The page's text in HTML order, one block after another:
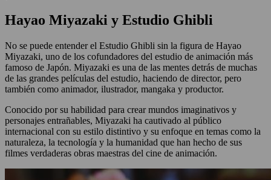
Hayao Miyazaki y Estudio Ghibli
No se puede entender el Estudio Ghibli sin la figura de Hayao
Miyazaki, uno de los cofundadores del estudio de animación más
famoso de Japón. Miyazaki es una de las mentes detrás de muchas
de las grandes películas del estudio, haciendo de director, pero
también como animador, ilustrador, mangaka y productor.
Conocido por su habilidad para crear mundos imaginativos y
personajes entrañables, Miyazaki ha cautivado al público
internacional con su estilo distintivo y su enfoque en temas como la
naturaleza, la tecnología y la humanidad que han hecho de sus
filmes verdaderas obras maestras del cine de animación.